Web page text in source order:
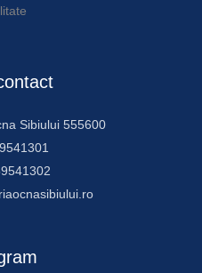
Sibiului 555600